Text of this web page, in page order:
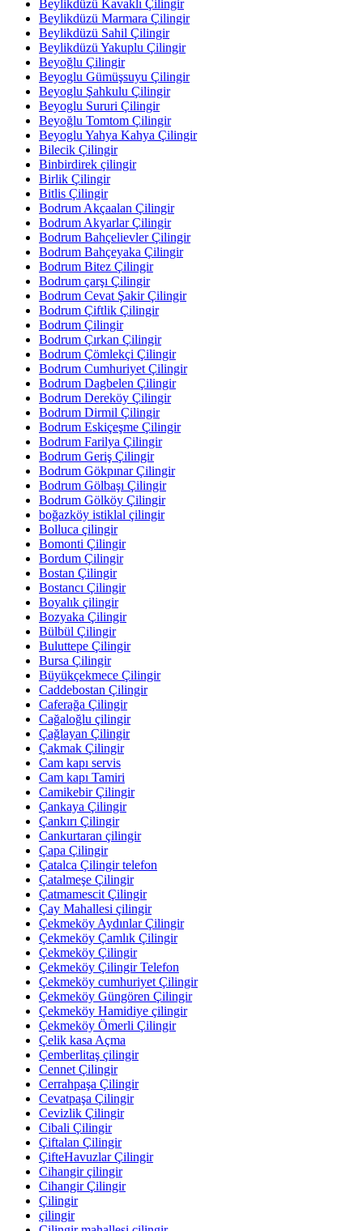
Beylikdüzü Kavaklı Çilingir
Beylikdüzü Marmara Çilingir
Beylikdüzü Sahil Çilingir
Beylikdüzü Yakuplu Çilingir
Beyoğlu Çilingir
Beyoglu Gümüşsuyu Çilingir
Beyoglu Şahkulu Çilingir
Beyoglu Sururi Çilingir
Beyoğlu Tomtom Çilingir
Beyoglu Yahya Kahya Çilingir
Bilecik Çilingir
Binbirdirek çilingir
Birlik Çilingir
Bitlis Çilingir
Bodrum Akçaalan Çilingir
Bodrum Akyarlar Çilingir
Bodrum Bahçelievler Çilingir
Bodrum Bahçeyaka Çilingir
Bodrum Bitez Çilingir
Bodrum çarşı Çilingir
Bodrum Cevat Şakir Çilingir
Bodrum Çiftlik Çilingir
Bodrum Çilingir
Bodrum Çırkan Çilingir
Bodrum Çömlekçi Çilingir
Bodrum Cumhuriyet Çilingir
Bodrum Dagbelen Çilingir
Bodrum Dereköy Çilingir
Bodrum Dirmil Çilingir
Bodrum Eskiçeşme Çilingir
Bodrum Farilya Çilingir
Bodrum Geriş Çilingir
Bodrum Gökpınar Çilingir
Bodrum Gölbaşı Çilingir
Bodrum Gölköy Çilingir
boğazköy istiklal çilingir
Bolluca çilingir
Bomonti Çilingir
Bordum Çilingir
Bostan Çilingir
Bostancı Çilingir
Boyalık çilingir
Bozyaka Çilingir
Bülbül Çilingir
Buluttepe Çilingir
Bursa Çilingir
Büyükçekmece Çilingir
Caddebostan Çilingir
Caferağa Çilingir
Cağaloğlu çilingir
Çağlayan Çilingir
Çakmak Çilingir
Cam kapı servis
Cam kapı Tamiri
Camikebir Çilingir
Çankaya Çilingir
Çankırı Çilingir
Cankurtaran çilingir
Çapa Çilingir
Çatalca Çilingir telefon
Çatalmeşe Çilingir
Çatmamescit Çilingir
Çay Mahallesi çilingir
Çekmeköy Aydınlar Çilingir
Çekmeköy Çamlık Çilingir
Çekmeköy Çilingir
Çekmeköy Çilingir Telefon
Çekmeköy cumhuriyet Çilingir
Çekmeköy Güngören Çilingir
Çekmeköy Hamidiye çilingir
Çekmeköy Ömerli Çilingir
Çelik kasa Açma
Çemberlitaş çilingir
Cennet Çilingir
Cerrahpaşa Çilingir
Cevatpaşa Çilingir
Cevizlik Çilingir
Cibali Çilingir
Çiftalan Çilingir
ÇifteHavuzlar Çilingir
Cihangir çilingir
Cihangir Çilingir
Çilingir
çilingir